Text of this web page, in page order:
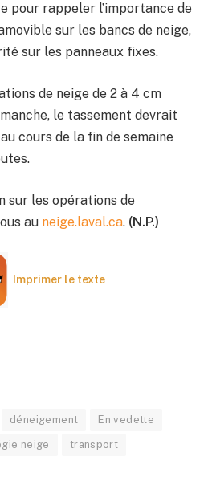
pour rappeler l’importance de
sur les bancs de neige,
sur les panneaux fixes.
de neige de 2 à 4 cm
le tassement devrait
cours de la fin de semaine
sur les opérations de
au neige.laval.ca. (N.P.)
Imprimer le texte
déneigement En vedette
neige transport